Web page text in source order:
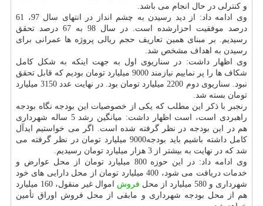
و كنترلی در حال انجام می باشد.
وی ادامه داد: از دید رسیدن به چشم انداز در انتهای سال 97، 61
درصد موفقیت احزارشده است. در سال 98 به 67 درصد تحقق
رسیدیم. بر مبنای همین تعاریف حجم ریالی پروژه ها عمرانی برای
رسیدن به اهداف مشخص شد.
وی اظهار داشت: در سناریوی اول به جهت اینكه به شكل كامل
شكاف ها را پر نماییم نیازمند 9000 میلیارد تومان بودیم كه قابل تحقق
نبود. سناریوی دوم 2200 میلیارد تومان بود. در نهایت عدد 3150 میلیارد
تومان بسته شد.
رنجبر با ذكر این مطلب كه یكی از خصوصیات این بودجه نگاه بودجه
راهبردی است، است اظهار داشت: میانگین رشد 5 ساله شهرداری
هم در این بودجه در نظر گرفته شده است. اگر می خواستیم ایدآل
كامل داشته باشیم باید بودجه9000 میلیارد تومان در نظر گرفته می
شد كه در نهایت به بیشتر از 3 هزار میلیارد تومان رسیدیم.
وی ادامه داد: در این حوزه 800 میلیارد تومان از محل عوارض و
خدمات دریافت می شود، 400 میلیارد تومان از محل دارایی های خود
شهرداری و 580 میلیارد از محل
فروش
اموال غیر منقول، 160 میلیارد
هم از محل بودجه شهرداری و مابقی از محل فروش اوراق تأمین